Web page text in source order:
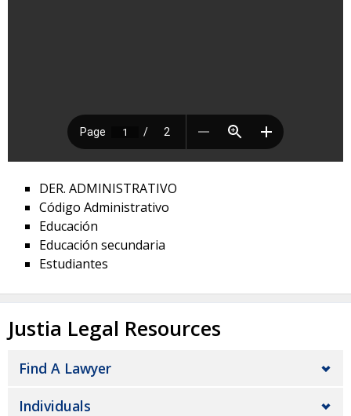
DER. ADMINISTRATIVO
Código Administrativo
Educación
Educación secundaria
Estudiantes
Justia Legal Resources
Find A Lawyer
Individuals